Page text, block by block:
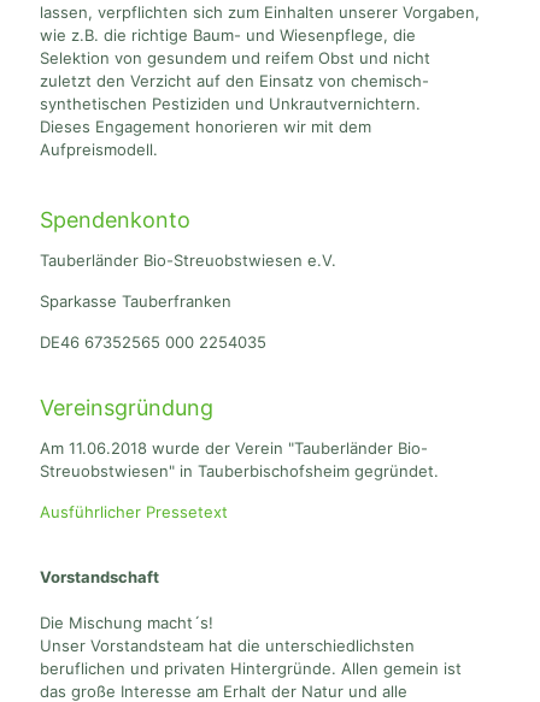
lassen, verpflichten sich zum Einhalten unserer Vorgaben,
wie z.B. die richtige Baum- und Wiesenpflege, die
Selektion von gesundem und reifem Obst und nicht
zuletzt den Verzicht auf den Einsatz von chemisch-
synthetischen Pestiziden und Unkrautvernichtern.
Dieses Engagement honorieren wir mit dem
Aufpreismodell.
Spendenkonto
Tauberländer Bio-Streuobstwiesen e.V.
Sparkasse Tauberfranken
DE46 67352565 000 2254035
Vereinsgründung
Am 11.06.2018 wurde der Verein "Tauberländer Bio-
Streuobstwiesen" in Tauberbischofsheim gegründet.
Ausführlicher Pressetext
Vorstandschaft
Die Mischung macht´s!
Unser Vorstandsteam hat die unterschiedlichsten
beruflichen und privaten Hintergründe. Allen gemein ist
das große Interesse am Erhalt der Natur und alle